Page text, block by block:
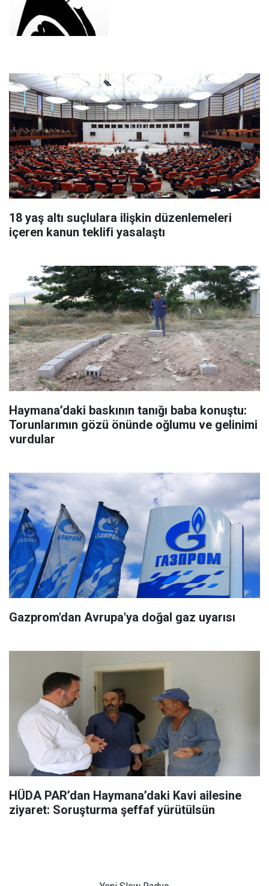
18 yaş altı suçlulara ilişkin düzenlemeleri
içeren kanun teklifi yasalaştı
Haymana’daki baskının tanığı baba konuştu:
Torunlarımın gözü önünde oğlumu ve gelinimi
vurdular
Gazprom'dan Avrupa'ya doğal gaz uyarısı
HÜDA PAR’dan Haymana’daki Kavi ailesine
ziyaret: Soruşturma şeffaf yürütülsün